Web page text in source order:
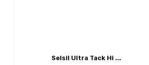
Selsil Ultra Tack Hi ...